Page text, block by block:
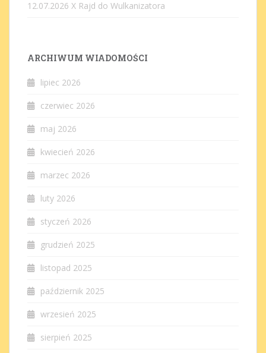
12.07.2026 X Rajd do Wulkanizatora
ARCHIWUM WIADOMOŚCI
lipiec 2026
czerwiec 2026
maj 2026
kwiecień 2026
marzec 2026
luty 2026
styczeń 2026
grudzień 2025
listopad 2025
październik 2025
wrzesień 2025
sierpień 2025